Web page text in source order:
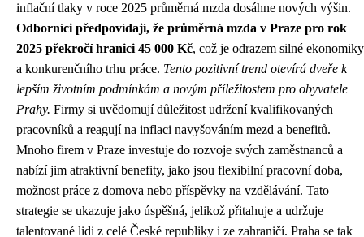
inflační tlaky v roce 2025 průměrná mzda dosáhne nových výšin.
Odborníci předpovídají, že průměrná mzda v Praze pro rok
2025 překročí hranici 45 000 Kč, což je odrazem silné ekonomiky
a konkurenčního trhu práce. Tento pozitivní trend otevírá dveře k
lepším životním podmínkám a novým příležitostem pro obyvatele
Prahy. Firmy si uvědomují důležitost udržení kvalifikovaných
pracovníků a reagují na inflaci navyšováním mezd a benefitů.
Mnoho firem v Praze investuje do rozvoje svých zaměstnanců a
nabízí jim atraktivní benefity, jako jsou flexibilní pracovní doba,
možnost práce z domova nebo příspěvky na vzdělávání. Tato
strategie se ukazuje jako úspěšná, jelikož přitahuje a udržuje
talentované lidi z celé České republiky i ze zahraničí. Praha se tak